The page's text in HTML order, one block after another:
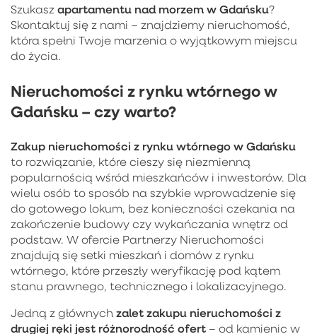
Szukasz apartamentu nad morzem w Gdańsku?
Skontaktuj się z nami – znajdziemy nieruchomość,
która spełni Twoje marzenia o wyjątkowym miejscu
do życia.
Nieruchomości z rynku wtórnego w
Gdańsku – czy warto?
Zakup nieruchomości z rynku wtórnego w Gdańsku
to rozwiązanie, które cieszy się niezmienną
popularnością wśród mieszkańców i inwestorów. Dla
wielu osób to sposób na szybkie wprowadzenie się
do gotowego lokum, bez konieczności czekania na
zakończenie budowy czy wykańczania wnętrz od
podstaw. W ofercie Partnerzy Nieruchomości
znajdują się setki mieszkań i domów z rynku
wtórnego, które przeszły weryfikację pod kątem
stanu prawnego, technicznego i lokalizacyjnego.
Jedną z głównych zalet zakupu nieruchomości z
drugiej ręki jest różnorodność ofert – od kamienic w